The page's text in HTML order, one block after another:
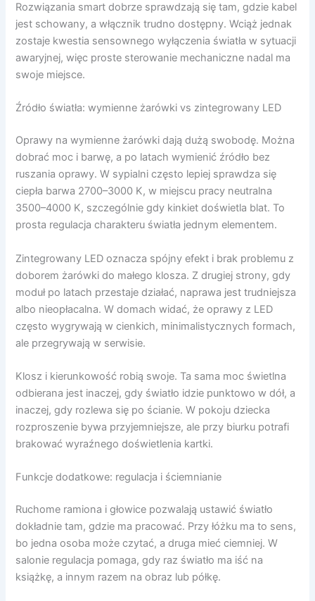
Rozwiązania smart dobrze sprawdzają się tam, gdzie kabel
jest schowany, a włącznik trudno dostępny. Wciąż jednak
zostaje kwestia sensownego wyłączenia światła w sytuacji
awaryjnej, więc proste sterowanie mechaniczne nadal ma
swoje miejsce.
Źródło światła: wymienne żarówki vs zintegrowany LED
Oprawy na wymienne żarówki dają dużą swobodę. Można
dobrać moc i barwę, a po latach wymienić źródło bez
ruszania oprawy. W sypialni często lepiej sprawdza się
ciepła barwa 2700–3000 K, w miejscu pracy neutralna
3500–4000 K, szczególnie gdy kinkiet doświetla blat. To
prosta regulacja charakteru światła jednym elementem.
Zintegrowany LED oznacza spójny efekt i brak problemu z
doborem żarówki do małego klosza. Z drugiej strony, gdy
moduł po latach przestaje działać, naprawa jest trudniejsza
albo nieopłacalna. W domach widać, że oprawy z LED
często wygrywają w cienkich, minimalistycznych formach,
ale przegrywają w serwisie.
Klosz i kierunkowość robią swoje. Ta sama moc świetlna
odbierana jest inaczej, gdy światło idzie punktowo w dół, a
inaczej, gdy rozlewa się po ścianie. W pokoju dziecka
rozproszenie bywa przyjemniejsze, ale przy biurku potrafi
brakować wyraźnego doświetlenia kartki.
Funkcje dodatkowe: regulacja i ściemnianie
Ruchome ramiona i głowice pozwalają ustawić światło
dokładnie tam, gdzie ma pracować. Przy łóżku ma to sens,
bo jedna osoba może czytać, a druga mieć ciemniej. W
salonie regulacja pomaga, gdy raz światło ma iść na
książkę, a innym razem na obraz lub półkę.